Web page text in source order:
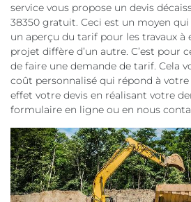
service vous propose un devis
38350 gratuit. Ceci est un moyen qui
un aperçu du tarif pour les travaux à
projet diffère d’un autre. C’est pour
de faire une demande de tarif. Cela
coût personnalisé qui répond à
effet votre devis en réalisant votre
formulaire en ligne ou en nous